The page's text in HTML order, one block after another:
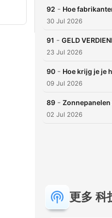
92 - Hoe
30 Jul 2026
91 - GELD
23 Jul 2026
90 - Hoe krijg je je
09 Jul 2026
89 -
02 Jul 2026
更多 科